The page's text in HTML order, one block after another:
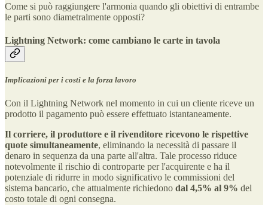
Come si può raggiungere l'armonia quando gli obiettivi di entrambe
le parti sono diametralmente opposti?
Lightning Network: come cambiano le carte in tavola
Implicazioni per i costi e la forza lavoro
Con il Lightning Network nel momento in cui un cliente riceve un
prodotto il pagamento può essere effettuato istantaneamente.
Il corriere, il produttore e il rivenditore ricevono le rispettive
quote simultaneamente, eliminando la necessità di passare il
denaro in sequenza da una parte all'altra. Tale processo riduce
notevolmente il rischio di controparte per l'acquirente e ha il
potenziale di ridurre in modo significativo le commissioni del
sistema bancario, che attualmente richiedono dal 4,5% al 9% del
costo totale di ogni consegna.